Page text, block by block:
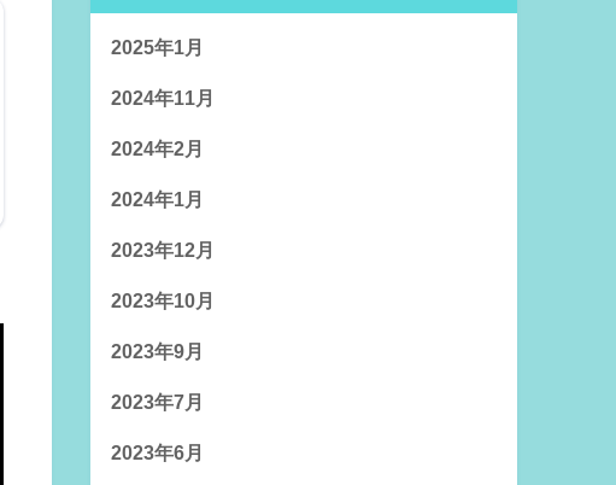
2025年1月
2024年11月
2024年2月
2024年1月
2023年12月
2023年10月
2023年9月
2023年7月
2023年6月